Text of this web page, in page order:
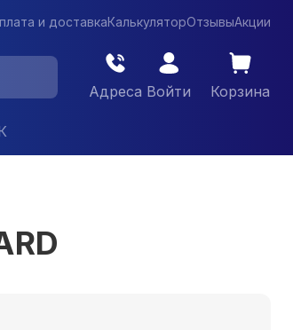
и доставкаКалькуляторОтзывыАкции
Адреса Войти Корзина